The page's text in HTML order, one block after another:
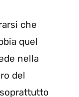
che
quel
nella
del